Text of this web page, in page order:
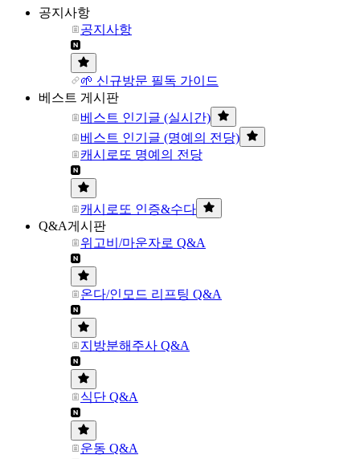
공지사항
공지사항
🌱 신규방문 필독 가이드
베스트 게시판
베스트 인기글 (실시간)
베스트 인기글 (명예의 전당)
캐시로또 명예의 전당
캐시로또 인증&수다
Q&A게시판
위고비/마운자로 Q&A
온다/인모드 리프팅 Q&A
지방분해주사 Q&A
식단 Q&A
운동 Q&A